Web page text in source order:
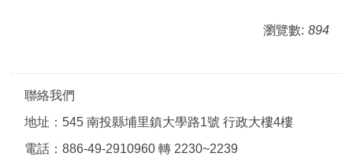
瀏覽數: 894
聯絡我們
地址：545 南投縣埔里鎮大學路1號 行政大樓4樓
電話：886-49-2910960 轉 2230~2239